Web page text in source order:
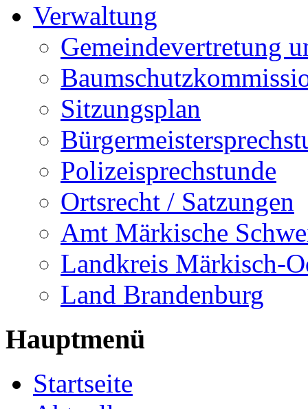
Verwaltung
Gemeindevertretung
Sitzungsplan
Polizeisprechstunde
Ortsrecht / Satzungen
Amt Märkische
Landkreis Märkisch-
Land Brandenburg
Hauptmenü
Startseite